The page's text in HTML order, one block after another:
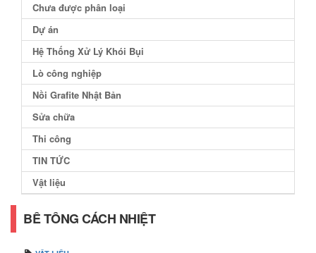
Chưa được phân loại
Dự án
Hệ Thống Xử Lý Khói Bụi
Lò công nghiệp
Nồi Grafite Nhật Bản
Sửa chữa
Thi công
TIN TỨC
Vật liệu
BÊ TÔNG CÁCH NHIỆT